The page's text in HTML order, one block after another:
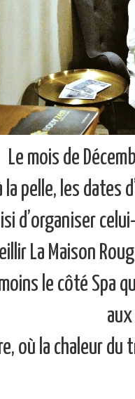
Le mois de
la pelle, les dates
d’organiser
La Maison
le côté Spa
où la chaleur